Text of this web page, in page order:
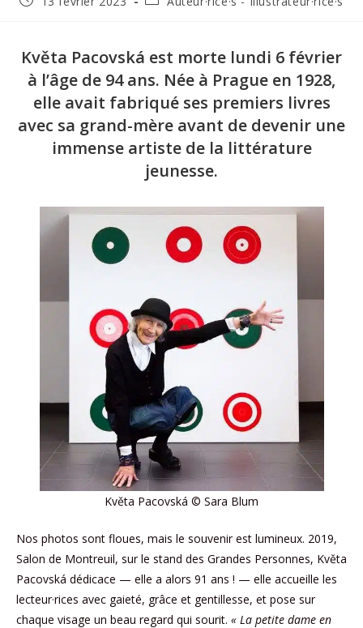
Květa Pacovská est morte lundi 6 février
à l’âge de 94 ans. Née à Prague en 1928,
elle avait fabriqué ses premiers livres
avec sa grand-mère avant de devenir une
immense artiste de la littérature
jeunesse.
Květa Pacovská © Sara Blum
Nos photos sont floues, mais le souvenir est lumineux. 2019,
Salon de Montreuil, sur le stand des Grandes Personnes, Květa
Pacovská dédicace — elle a alors 91 ans ! — elle accueille les
lecteur·rices avec gaieté, grâce et gentillesse, et pose sur
chaque visage un beau regard qui sourit. « La petite dame en